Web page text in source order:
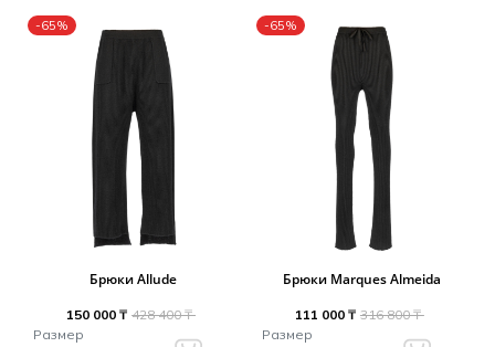
-65%
Брюки Allude
150 000 ₸ 428 400 ₸
Размер
-65%
Брюки Marques Almeida
111 000 ₸ 316 800 ₸
Размер